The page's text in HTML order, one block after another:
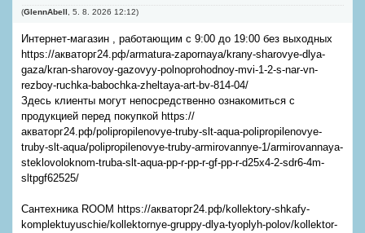
(GlennAbell 5. 8. 2026 12:12)
Интернет-магазин , работающим с 9:00 до 19:00 без выходных
https://акваторг24.рф/armatura-zapornaya/krany-sharovye-dlya-
gaza/kran-sharovoy-gazovyy-polnoprohodnoy-mvi-1-2-s-nar-vn-
rezboy-ruchka-babochka-zheltaya-art-bv-814-04/
Здесь клиенты могут непосредственно ознакомиться с
продукцией перед покупкой https://
акваторг24.рф/polipropilenovye-truby-slt-aqua-polipropilenovye-
truby-slt-aqua/polipropilenovye-truby-armirovannye-1/armirovannaya-
steklovoloknom-truba-slt-aqua-pp-r-pp-r-gf-pp-r-d25x4-2-sdr6-4m-
sltpgf62525/
Сантехника ROOM https://акваторг24.рф/kollektory-shkafy-
komplektuyuschie/kollektornye-gruppy-dlya-tyoplyh-polov/kollektor-